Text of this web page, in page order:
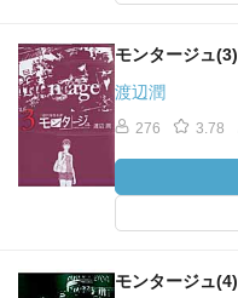
モンタージュ(3)
渡辺潤
276 3.78
モンタージュ(4)